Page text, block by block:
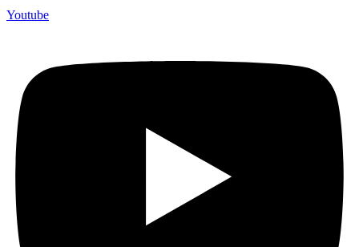
Youtube